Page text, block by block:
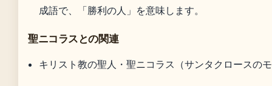
成語で、「勝利の人」を意味します。
聖ニコラスとの関連
キリスト教の聖人・聖ニコラス（サンタクロースの